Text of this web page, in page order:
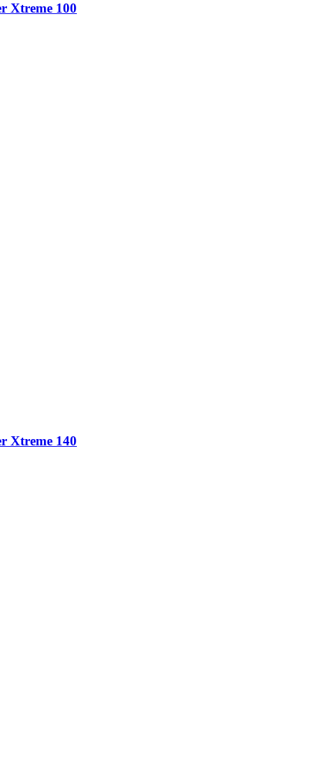
Xtreme 100
Xtreme 140